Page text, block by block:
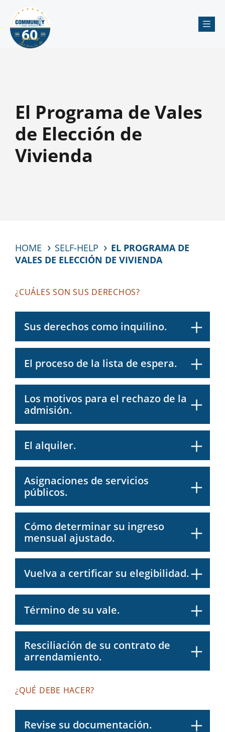
El Programa de Vales
de Elección de
Vivienda
HOME SELF-HELP
EL PROGRAMA DE
VALES DE ELECCIÓN DE VIVIENDA
¿CUÁLES SON SUS DERECHOS?
Sus derechos como inquilino.
El proceso de la lista de espera.
Los motivos para el rechazo de la
admisión.
El alquiler.
Asignaciones de servicios
públicos.
Cómo determinar su ingreso
mensual ajustado.
Vuelva a certificar su elegibilidad.
Término de su vale.
Resciliación de su contrato de
arrendamiento.
¿QUÉ DEBE HACER?
Revise su documentación.